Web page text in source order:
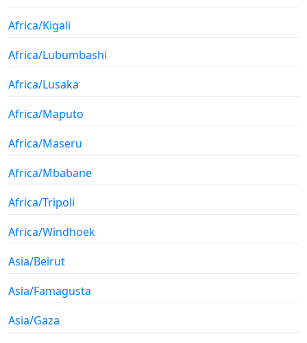
Africa/Kigali
Africa/Lubumbashi
Africa/Lusaka
Africa/Maputo
Africa/Maseru
Africa/Mbabane
Africa/Tripoli
Africa/Windhoek
Asia/Beirut
Asia/Famagusta
Asia/Gaza